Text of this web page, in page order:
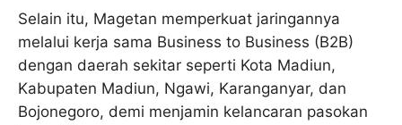
Selain itu, Magetan memperkuat jaringannya
melalui kerja sama Business to Business (B2B)
dengan daerah sekitar seperti Kota Madiun,
Kabupaten Madiun, Ngawi, Karanganyar, dan
Bojonegoro, demi menjamin kelancaran pasokan